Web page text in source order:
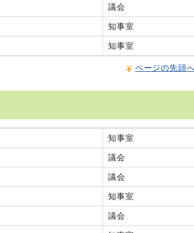
議会
知事室
知事室
ページの先頭
知事室
議会
議会
知事室
議会